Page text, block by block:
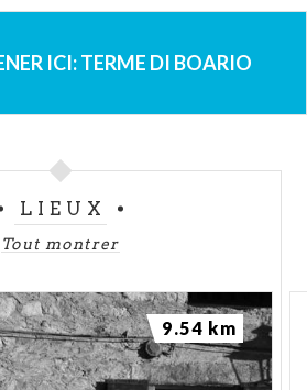
un hameau de Boario, est le
Camonica à être resté intact
de voiture.
ICI:TERME DI BOARIO
LIEUX
Tout montrer
9.54 km